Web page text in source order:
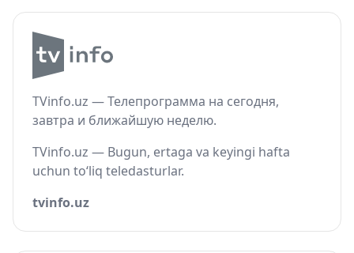
TVinfo.uz — Телепрограмма на сегодня,
завтра и ближайшую неделю.
TVinfo.uz — Bugun, ertaga va keyingi hafta
uchun to‘liq teledasturlar.
tvinfo.uz